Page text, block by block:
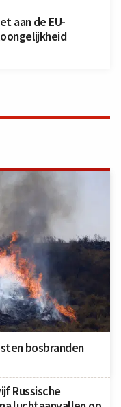
aan de EU-
bosbranden
Russische